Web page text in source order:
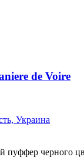
de Voire
Украина
пуффер черного